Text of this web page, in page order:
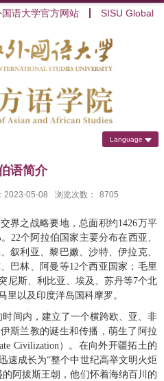
国语大学官方网站 SISU Global
Language
语简介
2023-05-08 浏览次数： 8705
界之战略要地，总面积约1426万平
。22个阿拉伯国家主要分布在西亚、
叙利亚、黎巴嫩、沙特、伊拉克、
巴林、阿曼等12个西亚国家；毛里
尼斯、利比亚、埃及、苏丹等7个北
里以及印度洋岛国科摩罗。
间内，建立了一个横跨欧、亚、非
斯兰教的诞生和传播，萌生了阿拉
Civilization）。在向外开疆拓土的
速成长为“整个中世纪高举文明火炬
阿拔斯王朝，他们怀着海纳百川的